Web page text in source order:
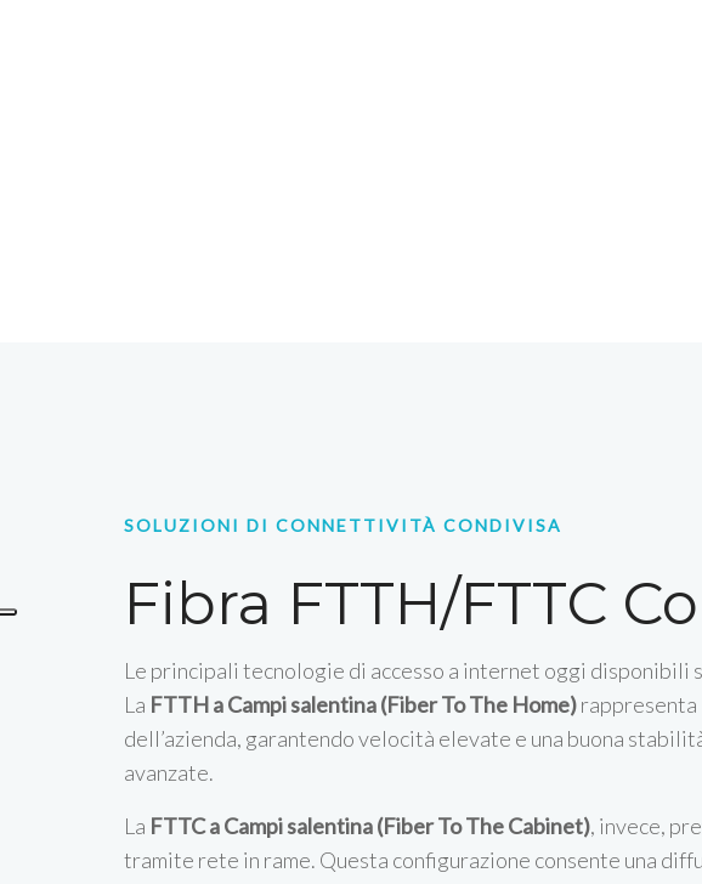
SOLUZIONI DI CONNETTIVITÀ CONDIVISA
Fibra FTTH/FTTC
Le principali tecnologie di accesso a internet oggi
La FTTH a Campi salentina (Fiber To The Home)rappresenta
dell’azienda, garantendo velocità elevate e una buona
avanzate.
La FTTC a Campi salentina (Fiber To The Cabinet), invece,
tramite rete in rame. Questa configurazione consente una